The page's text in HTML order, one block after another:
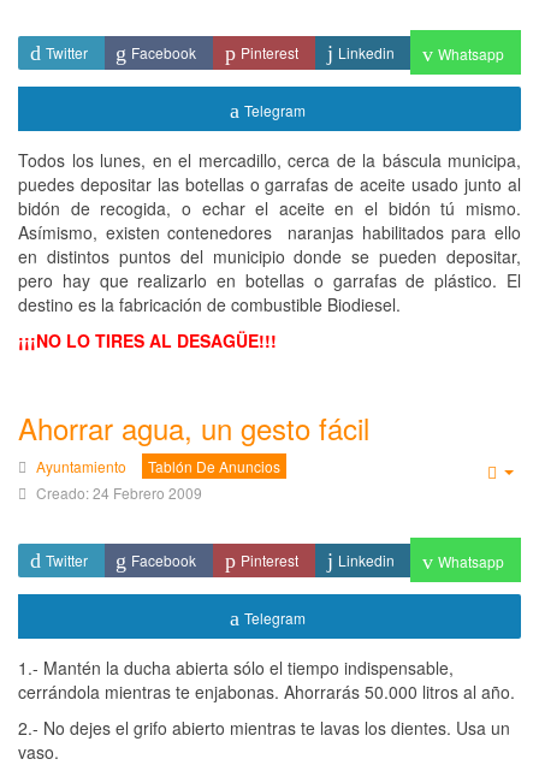
Twitter Facebook Pinterest Linkedin Whatsapp
Telegram
Todos los lunes, en el mercadillo, cerca de la báscula municipa,
puedes depositar las botellas o garrafas de aceite usado junto al
bidón de recogida, o echar el aceite en el bidón tú mismo.
Asímismo, existen contenedores naranjas habilitados para ello
en distintos puntos del municipio donde se pueden depositar,
pero hay que realizarlo en botellas o garrafas de plástico. El
destino es la fabricación de combustible Biodiesel.
¡¡¡NO LO TIRES AL DESAGÜE!!!
Ahorrar agua, un gesto fácil
Ayuntamiento
Tablón De Anuncios
Creado: 24 Febrero 2009
Twitter Facebook Pinterest Linkedin Whatsapp
Telegram
1.- Mantén la ducha abierta sólo el tiempo indispensable,
cerrándola mientras te enjabonas. Ahorrarás 50.000 litros al año.
2.- No dejes el grifo abierto mientras te lavas los dientes. Usa un
vaso.